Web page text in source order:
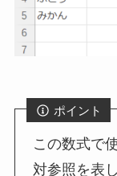
ポイント
この数式で
対参照を表